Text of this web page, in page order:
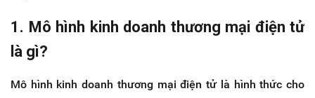
1. Mô hình kinh doanh thương mại điện tử
là gì?
Mô hình kinh doanh thương mại điện tử là hình thức cho